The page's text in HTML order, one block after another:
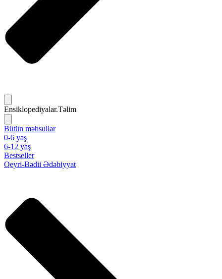
Ensiklopediyalar.Təlim
Bütün məhsullar
0-6 yaş
6-12 yaş
Bestseller
Qeyri-Bədii Ədəbiyyat